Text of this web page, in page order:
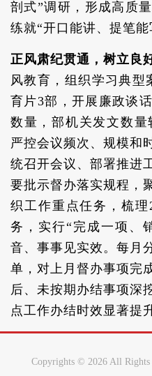
剖式”调研，形成高质
练就“开口能讲、提笔能
正风肃纪贯通，树立良
风教育，组织学习典型
育片3部，开展廉政谈
数量，部机关发文数量
严控会议频次、规模和
统召开会议、部署推进
要批示督办落实规程，
织工作重点任务，梳
务，实行“完成一项、
音、事事见实效。每月
单，对上月督办事项完
后、未按期办结事项深
点工作办结时效显著提
Copyrights © 2026 All